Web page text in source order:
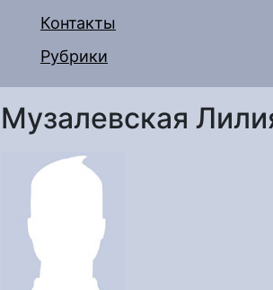
Контакты
Рубрики
Музалевская